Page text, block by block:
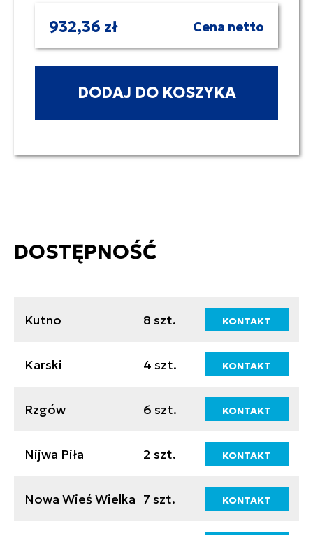
932,36 zł Cena netto
DODAJ DO KOSZYKA
DOSTĘPNOŚĆ
Kutno 8 szt. KONTAKT
Karski 4 szt. KONTAKT
Rzgów 6 szt. KONTAKT
Nijwa Piła 2 szt. KONTAKT
Nowa Wieś Wielka 7 szt. KONTAKT